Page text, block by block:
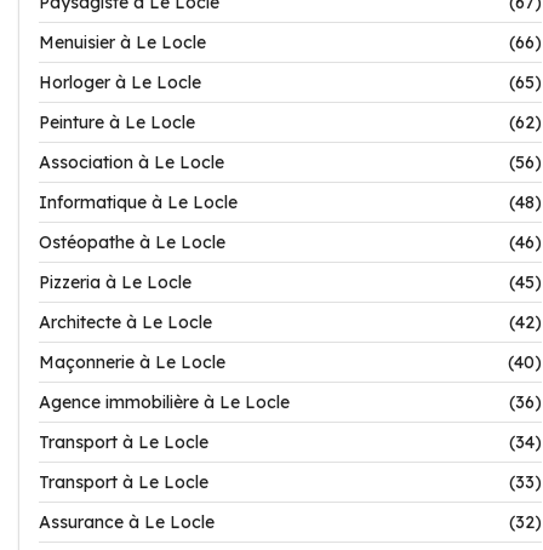
Menuisier à Le Locle
(66)
Horloger à Le Locle
(65)
Peinture à Le Locle
(62)
Association à Le Locle
(56)
Informatique à Le Locle
(48)
Ostéopathe à Le Locle
(46)
Pizzeria à Le Locle
(45)
Architecte à Le Locle
(42)
Maçonnerie à Le Locle
(40)
Agence immobilière à Le Locle
(36)
Transport à Le Locle
(34)
Transport à Le Locle
(33)
Assurance à Le Locle
(32)